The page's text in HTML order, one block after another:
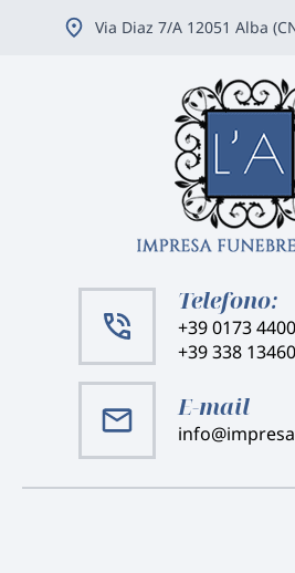
Via Diaz 7/A 12051 Alba
Telefono:
+39 0173
+39 338
E-mail